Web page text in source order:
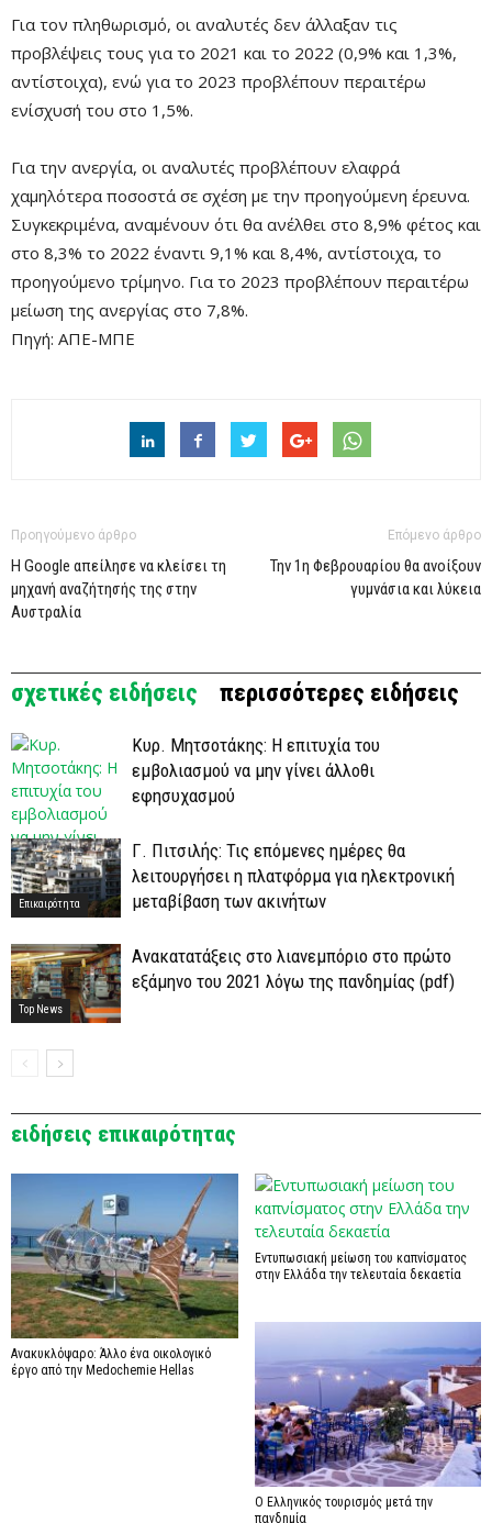
Για τον πληθωρισμό, οι αναλυτές δεν άλλαξαν τις
προβλέψεις τους για το 2021 και το 2022 (0,9% και 1,3%,
αντίστοιχα), ενώ για το 2023 προβλέπουν περαιτέρω
ενίσχυσή του στο 1,5%.
Για την ανεργία, οι αναλυτές προβλέπουν ελαφρά
χαμηλότερα ποσοστά σε σχέση με την προηγούμενη έρευνα.
Συγκεκριμένα, αναμένουν ότι θα ανέλθει στο 8,9% φέτος και
στο 8,3% το 2022 έναντι 9,1% και 8,4%, αντίστοιχα, το
προηγούμενο τρίμηνο. Για το 2023 προβλέπουν περαιτέρω
μείωση της ανεργίας στο 7,8%.
Πηγή: ΑΠΕ-ΜΠΕ
Προηγούμενο άρθρο
Η Google απείλησε να κλείσει τη
μηχανή αναζήτησής της στην
Αυστραλία
Επόμενο άρθρο
Την 1η Φεβρουαρίου θα ανοίξουν
γυμνάσια και λύκεια
σχετικές ειδήσεις περισσότερες ειδήσεις
Top News
Κυρ. Μητσοτάκης: Η επιτυχία του
εμβολιασμού να μην γίνει άλλοθι
εφησυχασμού
Επικαιρότητα
Γ. Πιτσιλής: Τις επόμενες ημέρες θα
λειτουργήσει η πλατφόρμα για ηλεκτρονική
μεταβίβαση των ακινήτων
Top News
Ανακατατάξεις στο λιανεμπόριο στο πρώτο
εξάμηνο του 2021 λόγω της πανδημίας (pdf)
ειδήσεις επικαιρότητας
Ανακυκλόψαρο: Άλλο ένα οικολογικό
έργο από την Medochemie Hellas
Εντυπωσιακή μείωση του καπνίσματος
στην Ελλάδα την τελευταία δεκαετία
Ο Ελληνικός τουρισμός μετά την
πανδημία